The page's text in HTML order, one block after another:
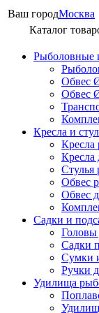
Ваш городМосква
Каталог
Рыболовные
Обвес
Обвес
Кресла и
Кресла
Кресла
Стулья
Обвес
Обвес
Садки и
Головы
Садки
Сумки
Ручки
Удилища